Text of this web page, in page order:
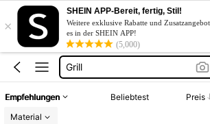
×
SHEIN APP-Bereit, fertig, Stil!
Weitere exklusive Rabatte und
es in der SHEIN APP!
(5,000)
Backofen
Camping
Camping Zubehör
Grill
Empfehlungen Beliebtest Preis
Material